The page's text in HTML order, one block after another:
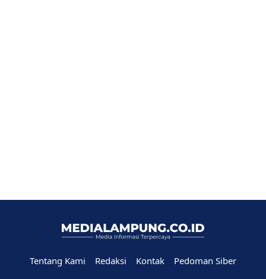
Tentang Kami Redaksi Kontak
Pedoman Siber